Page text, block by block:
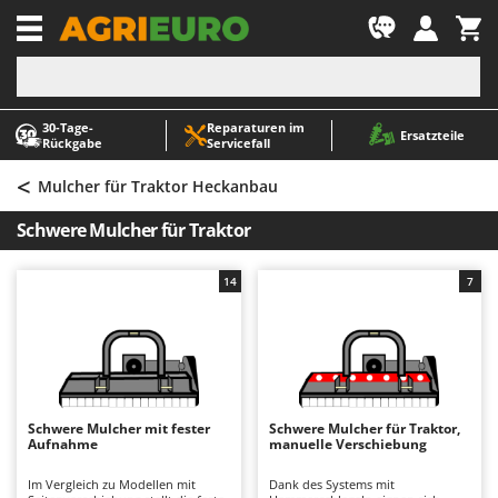
30‑Tage-
Rückgabe
Reparaturen im
Servicefall
Ersatzteile
-1
A
Abbeermaschinen - Traubenmühlen
Abfüllgeräte
Akku Gartenscheren
Akku Gras- und Strauchscheren
Alu-Teleskopleitern
Anbaubagger Heckbagger für Traktoren
Arbeitsschutzkleidung
Aschesauger
Astkettensägen - Hochentaster
A
ABAC
AgriEuro Premium
AgriEuro TOP-LINE
AGT
AL-KO
ALA 2000
Alce
Alpina
Ama
< Mulcher für Traktor Heckanbau
Schwere Mulcher für Traktor
Schwere Mulcher mit fester
Aufnahme
Im Vergleich zu Modellen mit
14
Schwere Mulcher für Traktor,
manuelle Verschiebung
Dank des Systems mit
7